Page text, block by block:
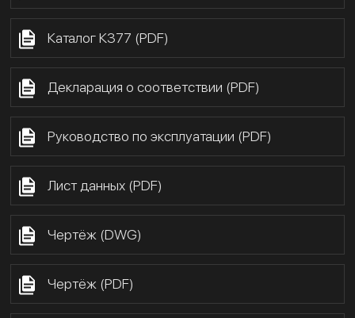
Каталог К377 (PDF)
Декларация о соответствии (PDF)
Руководство по эксплуатации (PDF)
Лист данных (PDF)
Чертёж (DWG)
Чертёж (PDF)